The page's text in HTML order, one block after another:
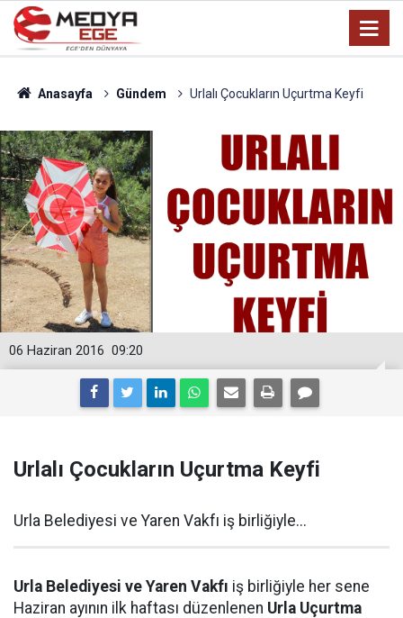
Anasayfa Gündem Urlalı Çocukların Uçurtma Keyfi
09:20
06 Haziran 2016
Urlalı Çocukların Uçurtma Keyfi
Urla Belediyesi ve Yaren Vakfı iş birliğiyle...
Urla Belediyesi ve Yaren Vakfı iş birliğiyle her sene
Haziran ayının ilk haftası düzenlenen Urla Uçurtma